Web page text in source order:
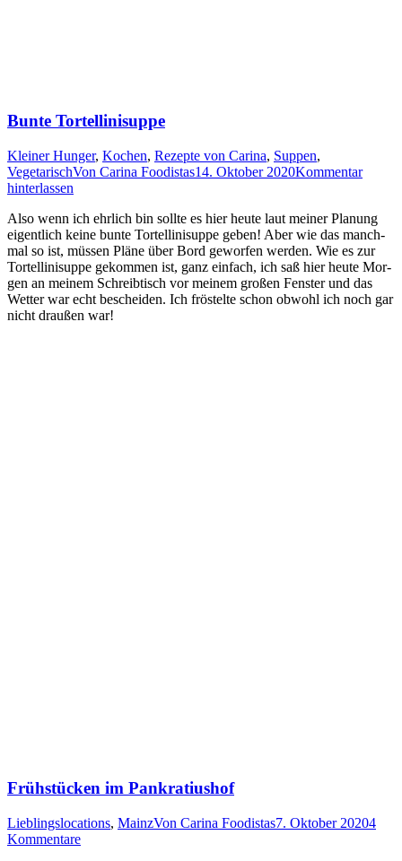
Bunte Tortellinisuppe
Kleiner Hunger, Kochen, Rezepte von Carina, Suppen,
VegetarischVon Carina Foodistas14. Oktober 2020Kommentar
hinterlassen
Also wenn ich ehr­lich bin soll­te es hier heu­te laut mei­ner Pla­nung
eigent­lich kei­ne bun­te Tor­tel­li­nis­up­pe geben! Aber wie das manch­
mal so ist, müs­sen Plä­ne über Bord gewor­fen wer­den. Wie es zur
Tor­tel­li­nis­up­pe gekom­men ist, ganz ein­fach, ich saß hier heu­te Mor­
gen an mei­nem Schreib­tisch vor mei­nem gro­ßen Fens­ter und das
Wet­ter war echt beschei­den. Ich frös­tel­te schon obwohl ich noch gar
nicht drau­ßen war!
Frühstücken im Pankratiushof
Lieblingslocations, MainzVon Carina Foodistas7. Oktober 20204
Kommentare